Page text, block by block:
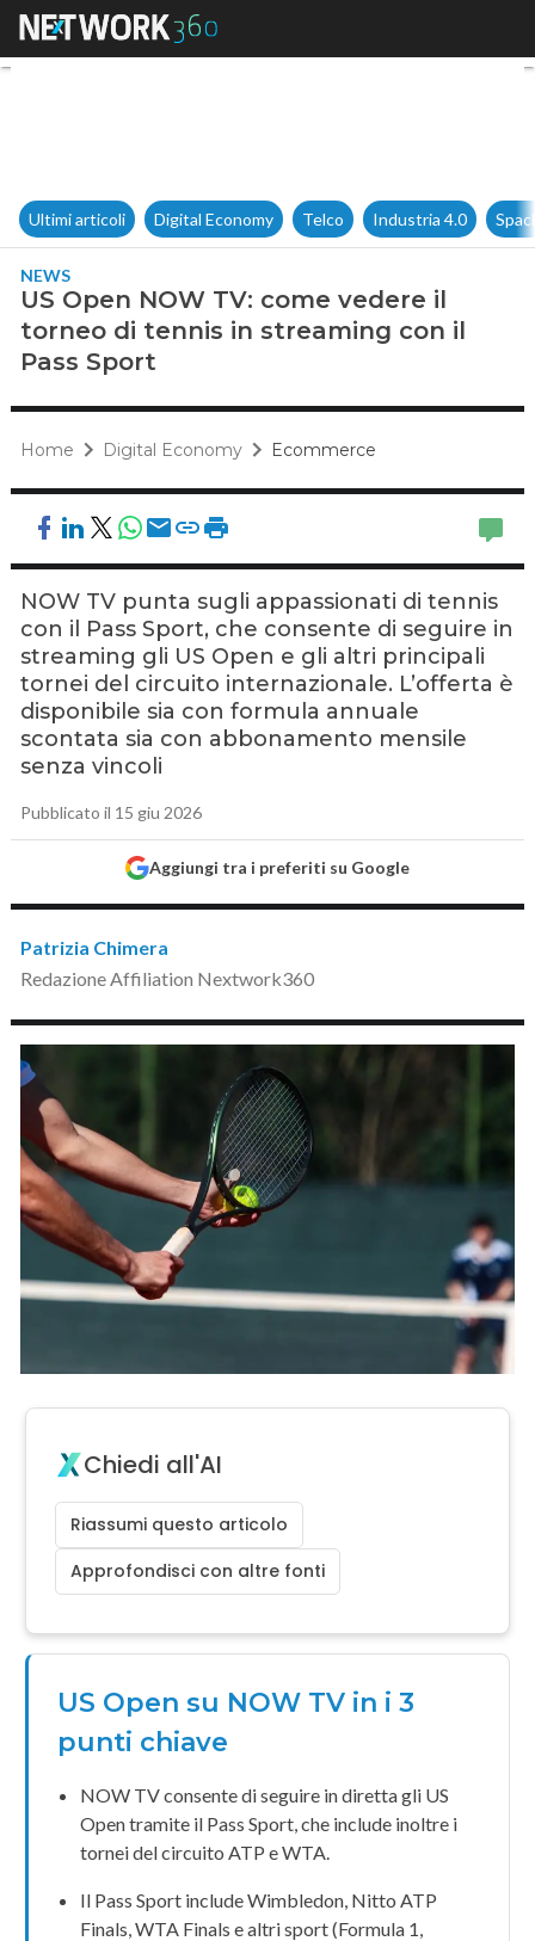
US Open NOW TV: come
Ultimi articoli Digital Economy Telco Industria 4.0
NEWS
US Open NOW TV: come vedere il
torneo di tennis in streaming con il
Pass Sport
Home Digital Economy Ecommerce
NOW TV punta sugli appassionati di tennis
con il Pass Sport, che consente di seguire in
streaming gli US Open e gli altri principali
tornei del circuito internazionale. L’offerta è
disponibile sia con formula annuale
scontata sia con abbonamento mensile
senza vincoli
Pubblicato il 15 giu 2026
Aggiungi tra i preferiti su Google
Patrizia Chimera
Redazione Affiliation Nextwork360
Chiedi all'AI
Riassumi questo articolo
Approfondisci con altre fonti
US Open su NOW TV in i 3
punti chiave
NOW TV consente di seguire in diretta gli US
Opentramite il Pass Sport, che include inoltre i
tornei del circuitoATP eWTA.
Il Pass Sport includeWimbledon, NittoATP
Finals,WTA Finals e altri sport (Formula 1,